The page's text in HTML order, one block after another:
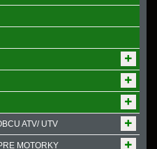
ATV/ UTV
MOTORKY